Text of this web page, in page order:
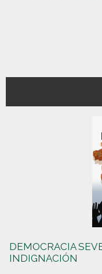
DEMOCRACIA
INDIGNACIÓN